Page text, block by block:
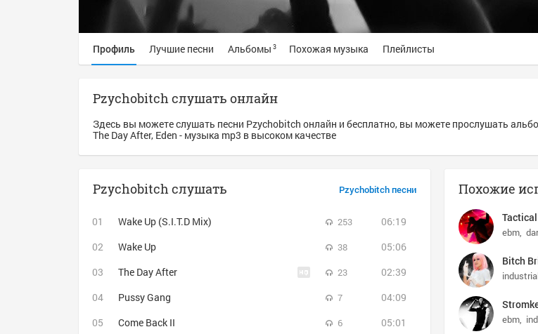
Профиль Лучшие песни Альбомы 3 Похожая музыка Плейлисты
Pzychobitch слушать онлайн
Здесь вы можете слушать песни Pzychobitch онлайн и бесплатно, вы можете прослушать
The Day After, Eden - музыка mp3 в высоком качестве
Pzychobitch песни
Pzychobitch слушать
Wake Up (S.I.T.D Mix) 253
06:19
Wake Up
38
05:06
The Day After
23
02:39
Pussy Gang
7
04:09
Come Back II
6
05:01
Похожие
ebm
Bitch
ebm